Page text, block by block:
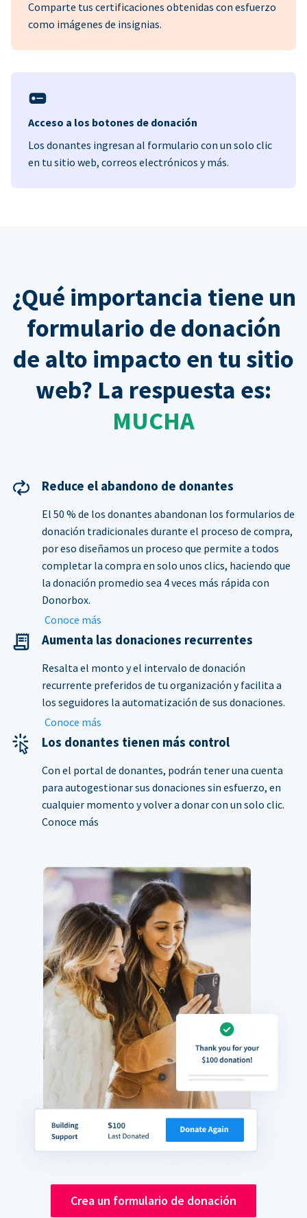
Comparte tus certificaciones obtenidas con esfuerzo
como imágenes de insignias.
Acceso a los botones de donación
Los donantes ingresan al formulario con un solo clic
en tu sitio web, correos electrónicos y más.
¿Qué importancia tiene un
formulario de donación
de alto impacto en tu sitio
web? La respuesta es:
MUCHA
Reduce el abandono de donantes
El 50 % de los donantes abandonan los formularios de
donación tradicionales durante el proceso de compra,
por eso diseñamos un proceso que permite a todos
completar la compra en solo unos clics, haciendo que
la donación promedio sea 4 veces más rápida con
Donorbox.
Conoce más
Aumenta las donaciones recurrentes
Resalta el monto y el intervalo de donación
recurrente preferidos de tu organización y facilita a
los seguidores la automatización de sus donaciones.
Conoce más
Los donantes tienen más control
Con el portal de donantes, podrán tener una cuenta
para autogestionar sus donaciones sin esfuerzo, en
cualquier momento y volver a donar con un solo clic.
Conoce más
Crea un formulario de donación